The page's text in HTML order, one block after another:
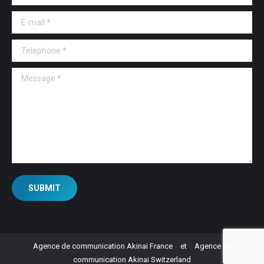
E-mail *
Telephone *
Message *
SUBMIT
Agence de communication Akinai France et Agence de
communication Akinai Switzerland